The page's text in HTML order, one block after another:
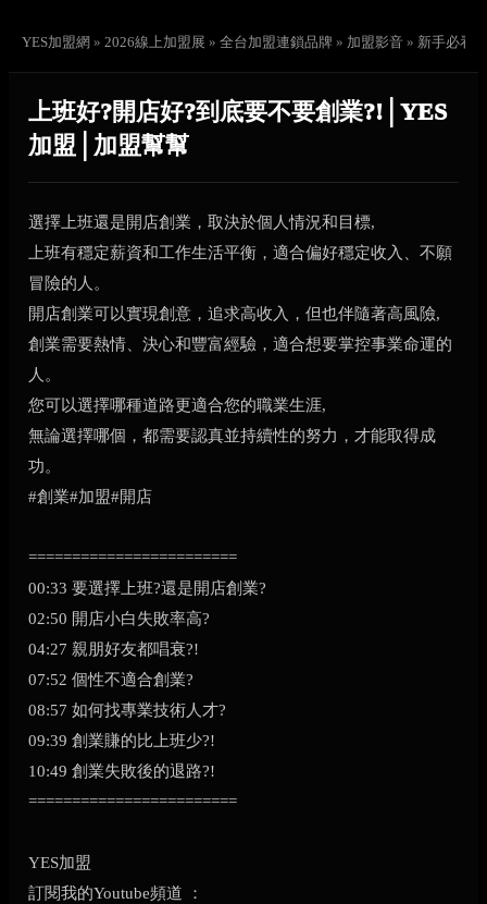
YES加盟網 » 2026線上加盟展 » 全台加盟連鎖品牌 » 加盟影音 » 新手必看
上班好?開店好?到底要不要創業?!│YES
加盟│加盟幫幫
選擇上班還是開店創業，取決於個人情況和目標,
上班有穩定薪資和工作生活平衡，適合偏好穩定收入、不願
冒險的人。
開店創業可以實現創意，追求高收入，但也伴隨著高風險,
創業需要熱情、決心和豐富經驗，適合想要掌控事業命運的
人。
您可以選擇哪種道路更適合您的職業生涯,
無論選擇哪個，都需要認真並持續性的努力，才能取得成
功。
#創業#加盟#開店
========================
00:33 要選擇上班?還是開店創業?
02:50 開店小白失敗率高?
04:27 親朋好友都唱衰?!
07:52 個性不適合創業?
08:57 如何找專業技術人才?
09:39 創業賺的比上班少?!
10:49 創業失敗後的退路?!
========================
YES加盟
訂閱我的Youtube頻道 ：